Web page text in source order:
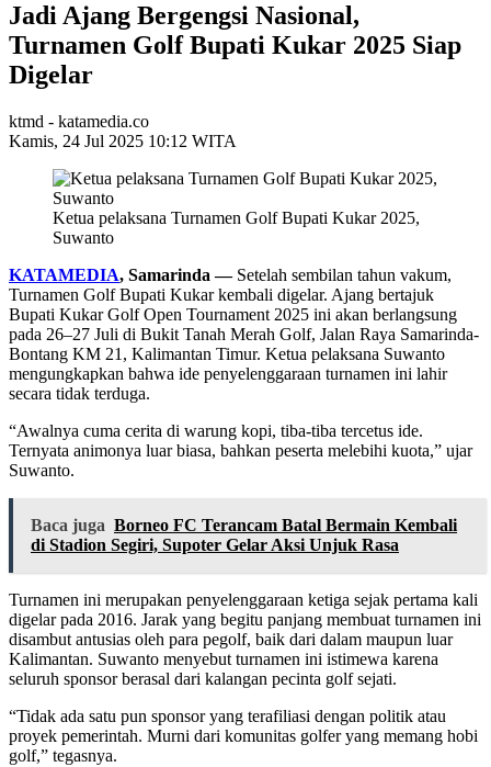
Jadi Ajang Bergengsi Nasional,
Turnamen Golf Bupati Kukar 2025 Siap
Digelar
ktmd - katamedia.co
Kamis, 24 Jul 2025 10:12 WITA
Ketua pelaksana Turnamen Golf Bupati Kukar 2025,
Suwanto
KATAMEDIA, Samarinda —Setelah sembilan tahun vakum,
Turnamen Golf Bupati Kukar kembali digelar. Ajang bertajuk
Bupati Kukar Golf Open Tournament 2025 ini akan berlangsung
pada 26–27 Juli di Bukit Tanah Merah Golf, Jalan Raya Samarinda-
Bontang KM 21, Kalimantan Timur. Ketua pelaksana Suwanto
mengungkapkan bahwa ide penyelenggaraan turnamen ini lahir
secara tidak terduga.
“Awalnya cuma cerita di warung kopi, tiba-tiba tercetus ide.
Ternyata animonya luar biasa, bahkan peserta melebihi kuota,” ujar
Suwanto.
Baca juga Borneo FC Terancam Batal Bermain Kembali
di Stadion Segiri, Supoter Gelar Aksi Unjuk Rasa
Turnamen ini merupakan penyelenggaraan ketiga sejak pertama kali
digelar pada 2016. Jarak yang begitu panjang membuat turnamen ini
disambut antusias oleh para pegolf, baik dari dalam maupun luar
Kalimantan. Suwanto menyebut turnamen ini istimewa karena
seluruh sponsor berasal dari kalangan pecinta golf sejati.
“Tidak ada satu pun sponsor yang terafiliasi dengan politik atau
proyek pemerintah. Murni dari komunitas golfer yang memang hobi
golf,” tegasnya.